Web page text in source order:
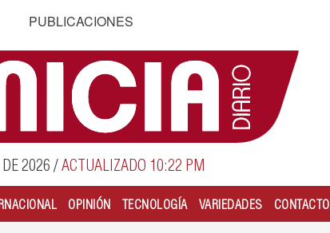
PUBLICACIONES
2026 /ACTUALIZADO 10:22 PM
OPINIÓN TECNOLOGÍA VARIEDADES CONTACTO